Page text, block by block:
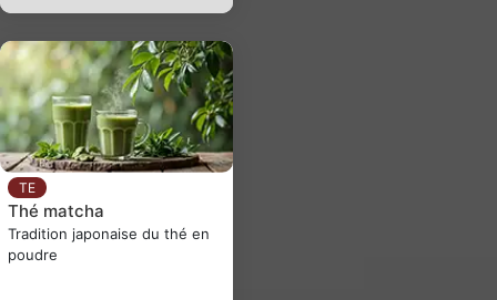
TE
Thé matcha
Tradition japonaise du thé en
poudre